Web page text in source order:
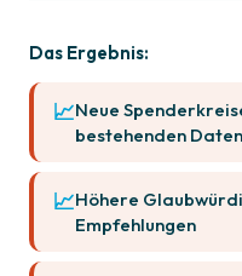
Das Ergebnis:
Neue
bestehenden
Höhere
Empfehlungen